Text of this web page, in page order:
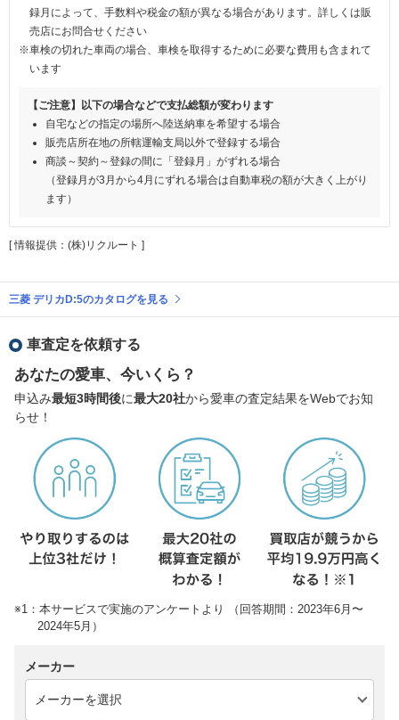
録月によって、手数料や税金の額が異なる場合があります。詳しくは販
売店にお問合せください
※車検の切れた車両の場合、車検を取得するために必要な費用も含まれて
います
【ご注意】以下の場合などで支払総額が変わります
自宅などの指定の場所へ陸送納車を希望する場合
販売店所在地の所轄運輸支局以外で登録する場合
商談～契約～登録の間に「登録月」がずれる場合
（登録月が3月から4月にずれる場合は自動車税の額が大きく上がり
ます）
[ 情報提供：(株)リクルート ]
三菱 デリカD:5のカタログを見る
車査定を依頼する
あなたの愛車、今いくら？
申込み最短3時間後に最大20社から愛車の査定結果をWebでお知
らせ！
※1：本サービスで実施のアンケートより （回答期間：2023年6月〜
2024年5月）
メーカー